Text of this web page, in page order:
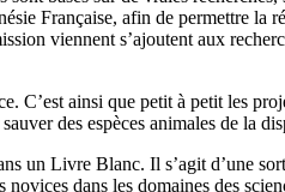
Française, afin de permettre la
viennent s’ajoutent aux
C’est ainsi que petit à petit les
des espèces animales de la
un Livre Blanc. Il s’agit d’une
dans les domaines des